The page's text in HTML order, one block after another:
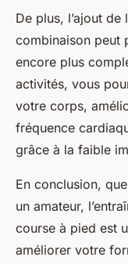
De plus, l’ajout
combinaison peut
encore plus
activités, vous
votre corps,
fréquence
grâce à la faible
En conclusion,
un amateur,
course à pied est
améliorer votre